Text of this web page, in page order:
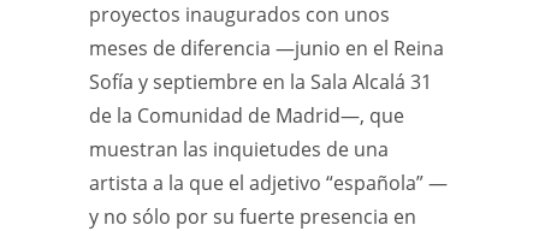
proyectos inaugurados con unos
meses de diferencia —junio en el Reina
Sofía y septiembre en la Sala Alcalá 31
de la Comunidad de Madrid—, que
muestran las inquietudes de una
artista a la que el adjetivo “española” —
y no sólo por su fuerte presencia en